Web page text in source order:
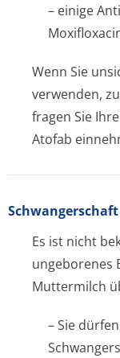
– einige
Wenn Sie
verwenden,
fragen Sie
Atofab
Es ist nicht
ungeborenes
Muttermilch
– Sie